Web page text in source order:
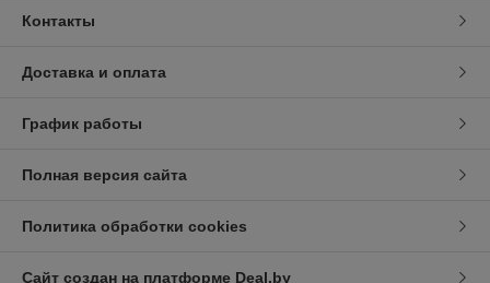
Контакты
Доставка и оплата
График работы
Полная версия сайта
Политика обработки cookies
Сайт создан на платформе Deal.by